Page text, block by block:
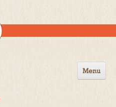
Menu